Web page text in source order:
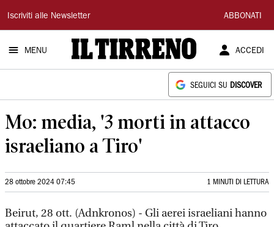
Il
Tirreno
Iscriviti alle Newsletter ABBONATI
MENU ACCEDI
SEGUICI SU DISCOVER
Mo: media, '3 morti in attacco
israeliano a Tiro'
28 ottobre 2024 07:45 1 MINUTI DI LETTURA
Beirut, 28 ott. (Adnkronos) - Gli aerei israeliani hanno